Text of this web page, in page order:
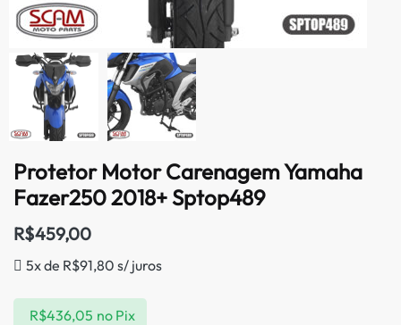
Protetor Motor Carenagem Yamaha
Fazer250 2018+ Sptop489
R$459,00
5x de R$91,80 s/ juros
R$436,05 no Pix